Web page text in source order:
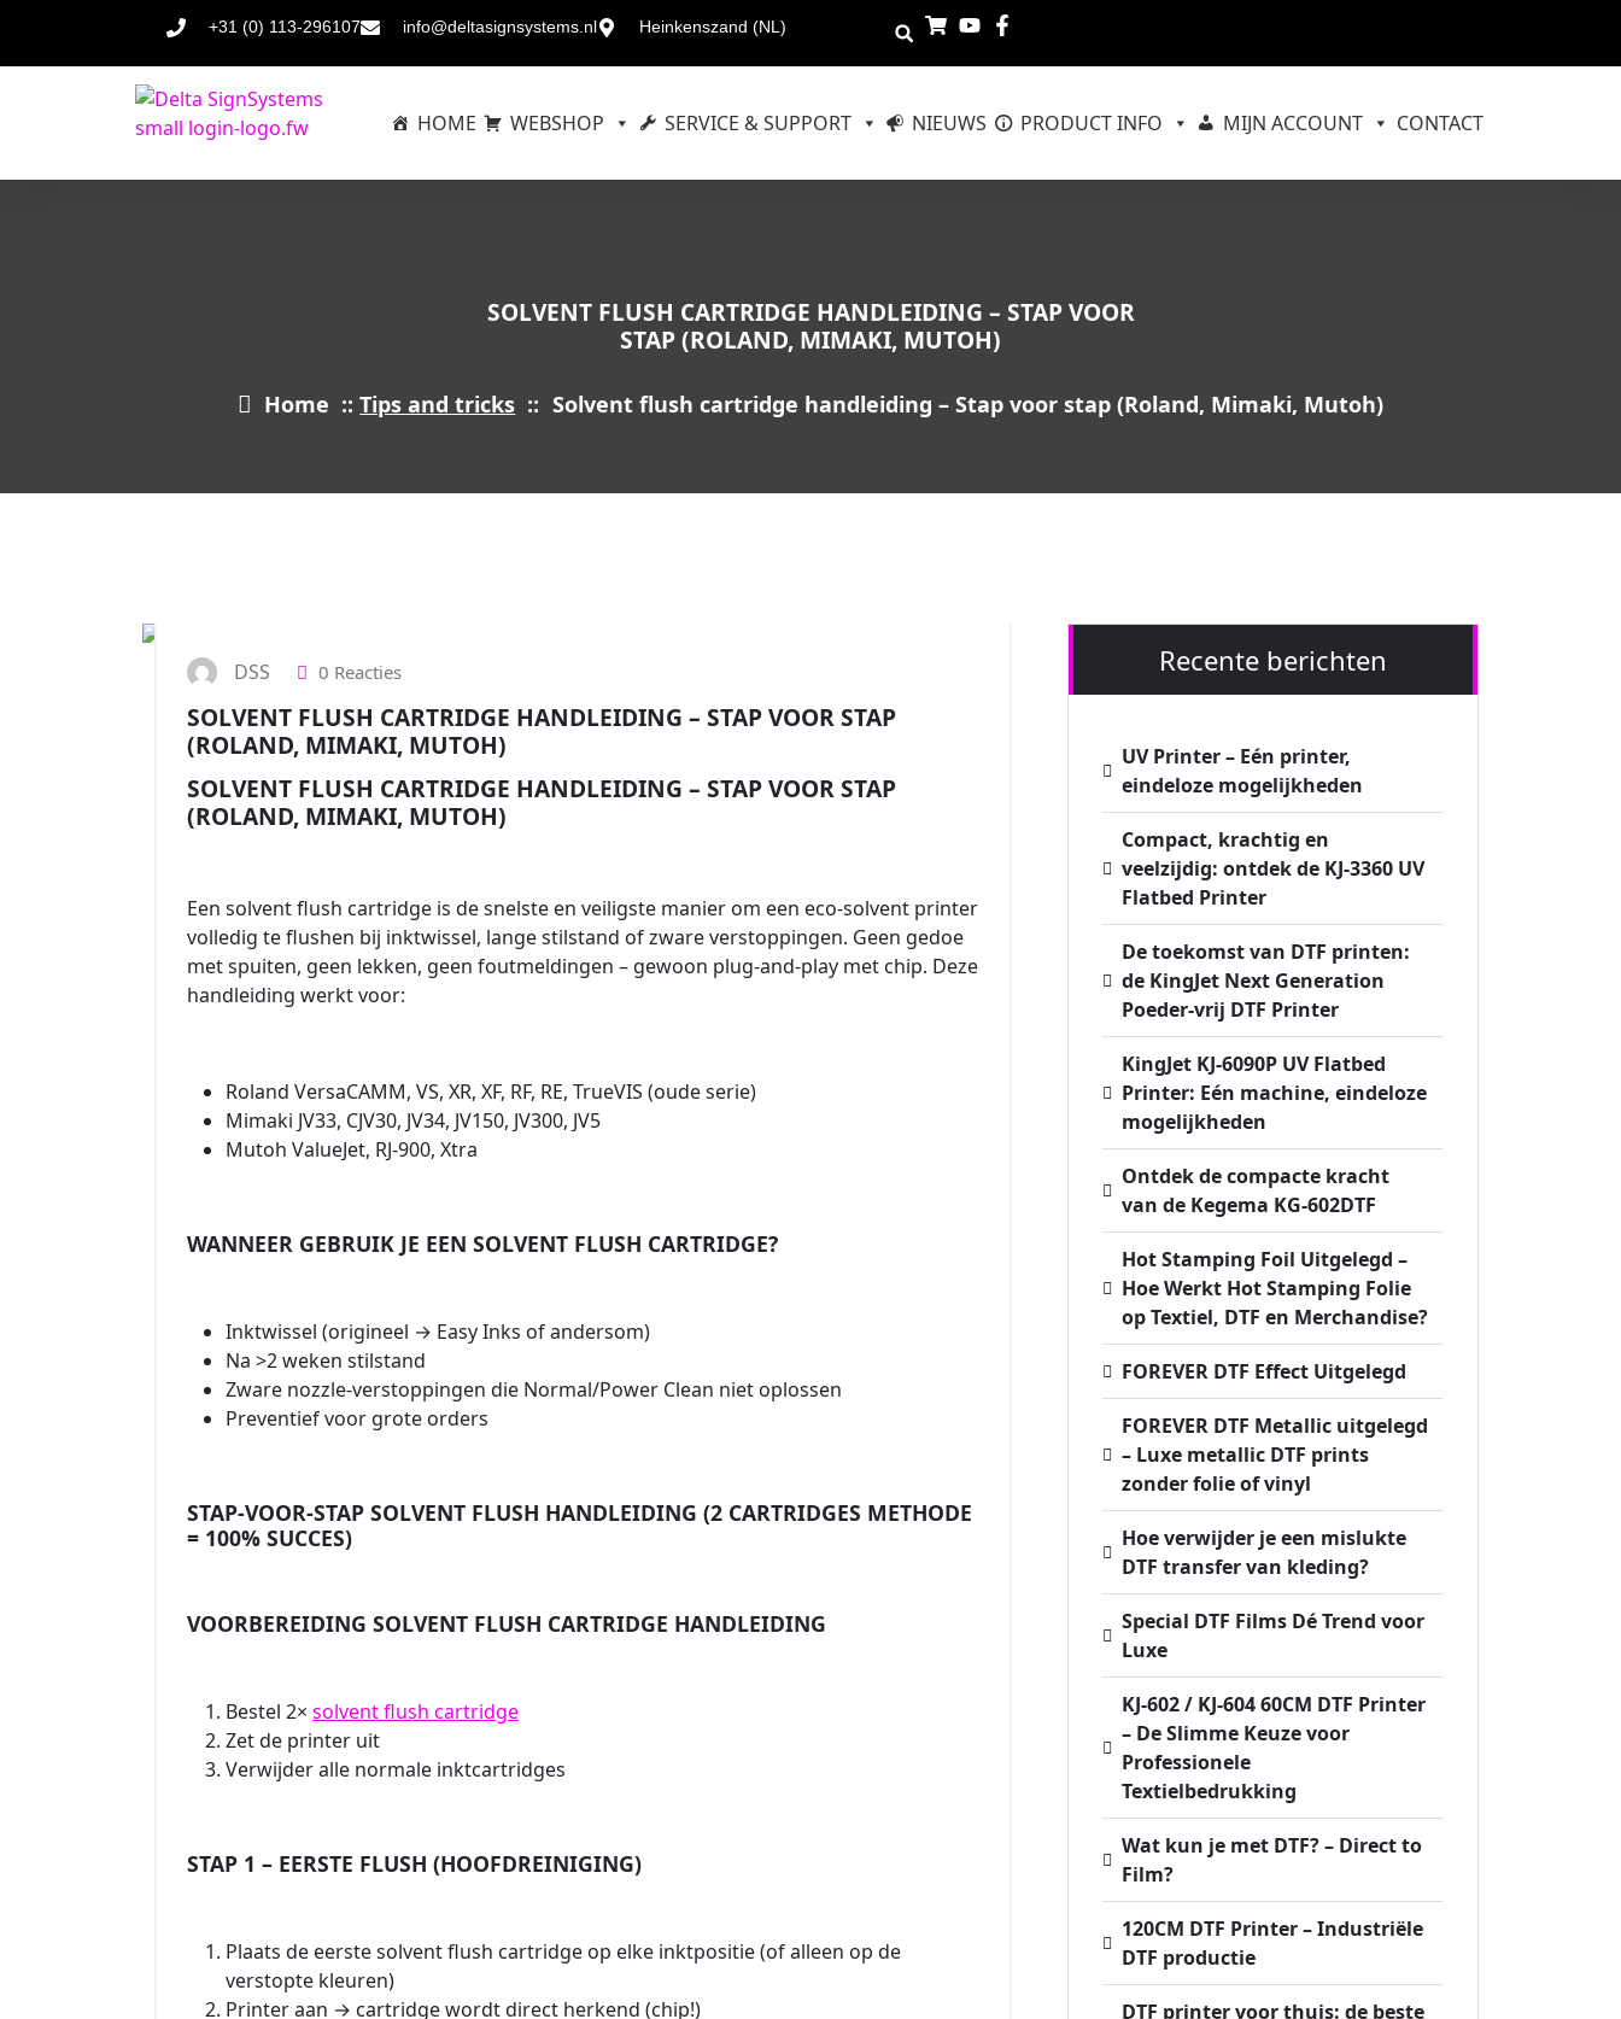
+31 (0) 113-296107 info@deltasignsystems.nl Heinkenszand (NL)
HOME WEBSHOP SERVICE & SUPPORT NIEUWS PRODUCT INFO MIJN ACCOUNT CONTACT
SOLVENT FLUSH CARTRIDGE HANDLEIDING – STAP VOOR
STAP (ROLAND, MIMAKI, MUTOH)
Home ::Tips and tricks :: Solvent flush cartridge handleiding – Stap voor stap (Roland, Mimaki, Mutoh)
DSS 0 Reacties
SOLVENT FLUSH CARTRIDGE HANDLEIDING – STAP VOOR STAP
(ROLAND, MIMAKI, MUTOH)
SOLVENT FLUSH CARTRIDGE HANDLEIDING – STAP VOOR STAP
(ROLAND, MIMAKI, MUTOH)
Een solvent flush cartridge is de snelste en veiligste manier om een eco-solvent printer
volledig te flushen bij inktwissel, lange stilstand of zware verstoppingen. Geen gedoe
met spuiten, geen lekken, geen foutmeldingen – gewoon plug-and-play met chip. Deze
handleiding werkt voor:
Roland VersaCAMM, VS, XR, XF, RF, RE, TrueVIS (oude serie)
Mimaki JV33, CJV30, JV34, JV150, JV300, JV5
Mutoh ValueJet, RJ-900, Xtra
WANNEER GEBRUIK JE EEN SOLVENT FLUSH CARTRIDGE?
Inktwissel (origineel → Easy Inks of andersom)
Na >2 weken stilstand
Zware nozzle-verstoppingen die Normal/Power Clean niet oplossen
Preventief voor grote orders
STAP-VOOR-STAP SOLVENT FLUSH HANDLEIDING (2 CARTRIDGES METHODE
= 100% SUCCES)
VOORBEREIDING SOLVENT FLUSH CARTRIDGE HANDLEIDING
Bestel 2× solvent flush cartridge
Zet de printer uit
Verwijder alle normale inktcartridges
STAP 1 – EERSTE FLUSH (HOOFDREINIGING)
Plaats de eerste solvent flush cartridge op elke inktpositie (of alleen op de
verstopte kleuren)
Printer aan → cartridge wordt direct herkend (chip!)
Recente berichten
UV Printer – Eén printer,
eindeloze mogelijkheden
Compact, krachtig en
veelzijdig: ontdek de KJ-3360 UV
Flatbed Printer
De toekomst van DTF printen:
de KingJet Next Generation
Poeder-vrij DTF Printer
KingJet KJ-6090P UV Flatbed
Printer: Eén machine, eindeloze
mogelijkheden
Ontdek de compacte kracht
van de Kegema KG-602DTF
Hot Stamping Foil Uitgelegd –
Hoe Werkt Hot Stamping Folie
op Textiel, DTF en Merchandise?
FOREVER DTF Effect Uitgelegd
FOREVER DTF Metallic uitgelegd
– Luxe metallic DTF prints
zonder folie of vinyl
Hoe verwijder je een mislukte
DTF transfer van kleding?
Special DTF Films Dé Trend voor
Luxe
KJ-602 / KJ-604 60CM DTF Printer
– De Slimme Keuze voor
Professionele
Textielbedrukking
Wat kun je met DTF? – Direct to
Film?
120CM DTF Printer – Industriële
DTF productie
DTF printer voor thuis: de beste